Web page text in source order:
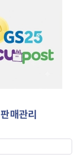
매관리